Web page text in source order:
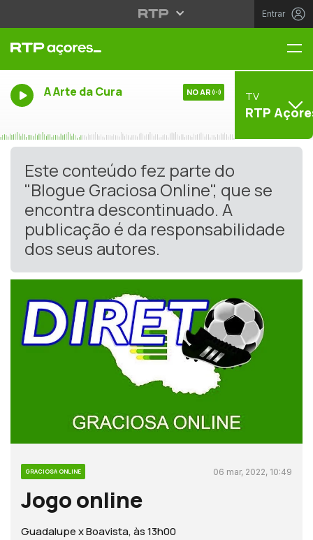
Entrar
A Arte da Cura NO AR TV
RTP
Este conteúdo fez parte do
"Blogue Graciosa Online", que se
encontra descontinuado. A
publicação é da responsabilidade
dos seus autores.
GRACIOSA ONLINE 06 mar, 2022, 10:49
Jogo online
Guadalupe x Boavista, às 13h00